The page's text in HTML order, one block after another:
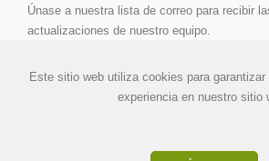
Únase a nuestra lista de correo para recibir
actualizaciones de nuestro equipo.
Este sitio web utiliza cookies para
experiencia en nuestro sitio